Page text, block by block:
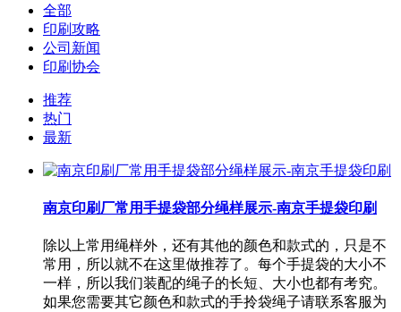
全部
印刷攻略
公司新闻
印刷协会
推荐
热门
最新
南京印刷厂常用手提袋部分绳样展示-南京手提袋印刷
除以上常用绳样外，还有其他的颜色和款式的，只是不
常用，所以就不在这里做推荐了。每个手提袋的大小不
一样，所以我们装配的绳子的长短、大小也都有考究。
如果您需要其它颜色和款式的手拎袋绳子请联系客服为